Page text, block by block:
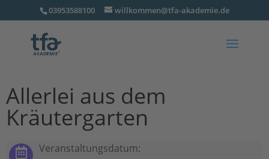
03953588100 willkommen@tfa-akademie.de
Allerlei aus dem
Kräutergarten
Veranstaltungsdatum: